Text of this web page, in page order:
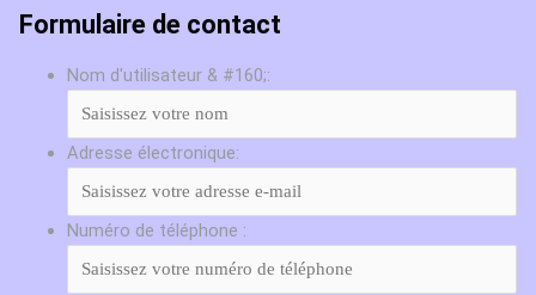
Formulaire de contact
Nom d'utilisateur & #160;:
Adresse électronique:
Numéro de téléphone :